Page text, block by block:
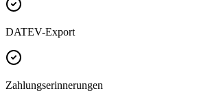
DATEV-Export
Zahlungserinnerungen